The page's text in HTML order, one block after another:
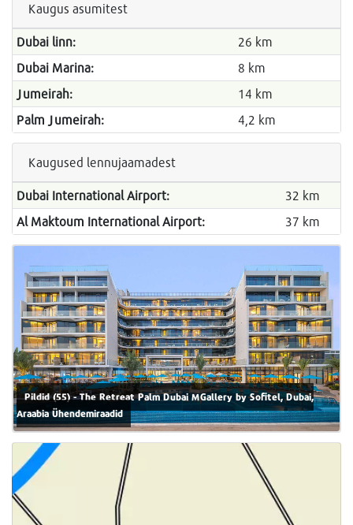
Kaugus asumitest
Dubai linn:
26 km
Dubai Marina:
8 km
Jumeirah:
14 km
Palm Jumeirah:
4,2 km
Kaugused lennujaamadest
Dubai International Airport:
32 km
Al Maktoum International Airport:
37 km
Pildid (55) - The Retreat Palm Dubai MGallery by Sofitel, Dubai,
Araabia Ühendemiraadid